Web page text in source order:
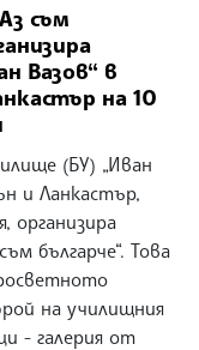
съм
Вазов“ в
на 10
(БУ) „Иван
и Ланкастър,
организира
българче“. Това
на училищния
- галерия от